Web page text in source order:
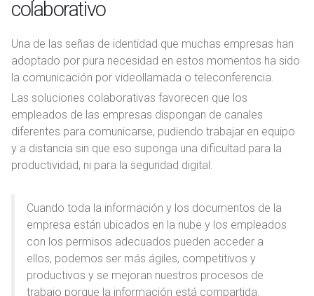
colaborativo
Una de las señas de identidad que muchas empresas han
adoptado por pura necesidad en estos momentos ha sido
la comunicación por videollamada o teleconferencia.
Las soluciones colaborativas favorecen que los
empleados de las empresas dispongan de canales
diferentes para comunicarse, pudiendo trabajar en equipo
y a distancia sin que eso suponga una dificultad para la
productividad, ni para la seguridad digital.
Cuando toda la información y los documentos de la
empresa están ubicados en la nube y los empleados
con los permisos adecuados pueden acceder a
ellos, podemos ser más ágiles, competitivos y
productivos y se mejoran nuestros procesos de
trabajo porque la información está compartida.